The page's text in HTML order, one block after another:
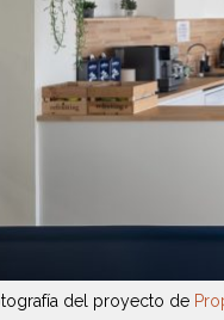
del proyecto de